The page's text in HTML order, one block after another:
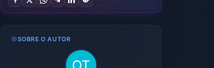
SOBRE O AUTOR